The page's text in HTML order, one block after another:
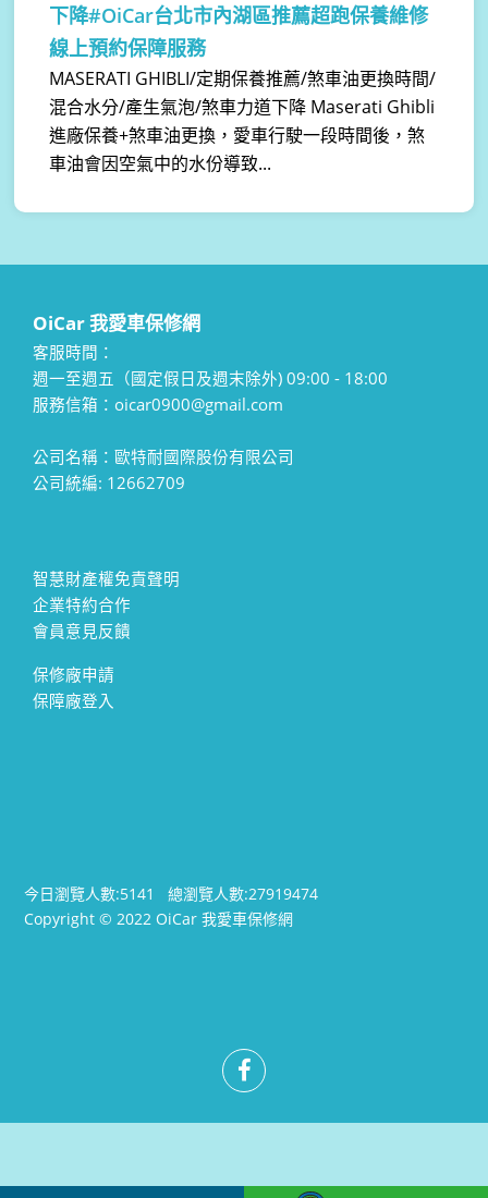
下降#OiCar台北市內湖區推薦超跑保養維修
線上預約保障服務
MASERATI GHIBLI/定期保養推薦/煞車油更換時間/
混合水分/產生氣泡/煞車力道下降 Maserati Ghibli
進廠保養+煞車油更換，愛車行駛一段時間後，煞
車油會因空氣中的水份導致...
OiCar 我愛車保修網
客服時間：
週一至週五（國定假日及週末除外) 09:00 - 18:00
服務信箱：oicar0900@gmail.com
公司名稱：歐特耐國際股份有限公司
公司統編: 12662709
智慧財產權免責聲明
企業特約合作
會員意見反饋
保修廠申請
保障廠登入
今日瀏覽人數:5141總瀏覽人數:27919474
Copyright © 2022 OiCar 我愛車保修網